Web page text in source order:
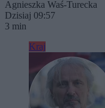
Agnieszka Waś-Turecka
Dzisiaj 09:57
3 min
Kraj